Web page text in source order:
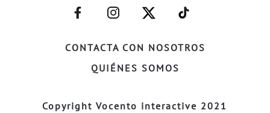
CONTACTA CON NOSOTROS
QUIÉNES SOMOS
–
FACEBOOK–
–
INSTAGRAM–
–
TWITTER–
–
WELIFE–
Copyright Vocento interactive 2021